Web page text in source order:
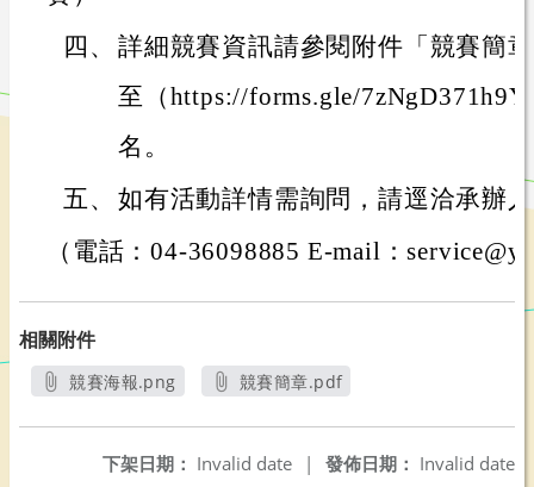
四、 詳細競賽資訊請參閱附件「競賽簡
至（https://forms.gle/
名。
五、 如有活動詳情需詢問，請逕洽承辦
（電話：04-36098885 E-mail：
相關附件
競賽海報.png
競賽簡章.pdf
發佈日期： Invalid date
下架日期： Invalid date
|